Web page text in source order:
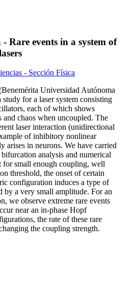
Rare events in a system of
- Sección Física
Universidad Autónoma
study for a laser system consisting
each of which shows
chaos when uncoupled. The
laser interaction (unidirectional
of inhibitory nonlinear
arises in neurons. We have carried
analysis and numerical
for small enough coupling, well
threshold, the onset of certain
configuration induces a type of
by a very small amplitude. For an
we observe extreme rare events
near an in-phase Hopf
the rate of these rare
the coupling strength.